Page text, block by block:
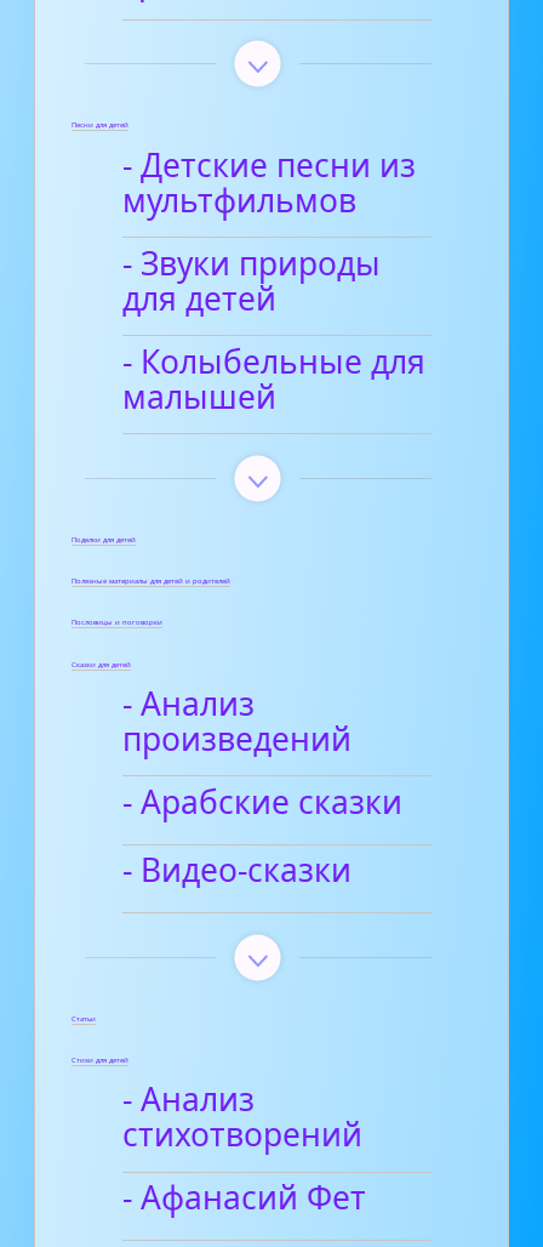
Песни для детей
- Детские песни из
мультфильмов
- Звуки природы
для детей
- Колыбельные для
малышей
Поделки для детей
Полезные материалы для детей и родителей
Пословицы и поговорки
Сказки для детей
- Анализ
произведений
- Арабские сказки
- Видео-сказки
Статьи
Стихи для детей
- Анализ
стихотворений
- Афанасий Фет